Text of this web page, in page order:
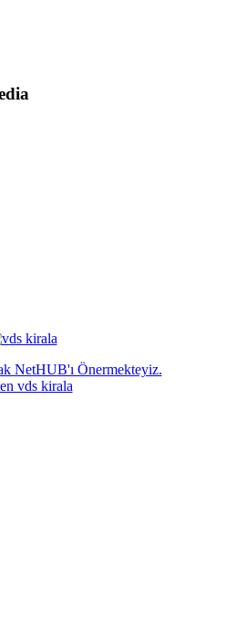
NetHUB'ı Önermekteyiz.
vds kirala